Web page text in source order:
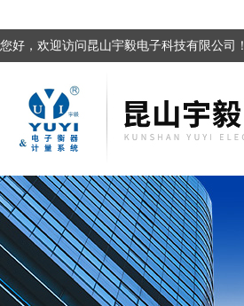
您好，欢迎访问昆山宇毅电子科技有限公司！